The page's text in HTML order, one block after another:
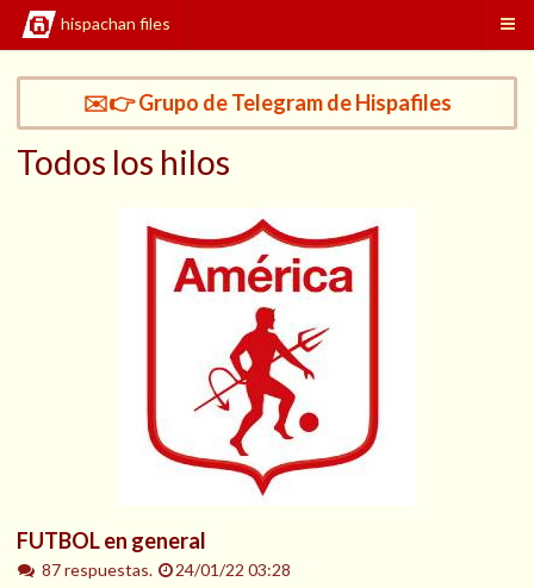
hispachan files
✉️👉 Grupo de Telegram de Hispafiles
Todos los hilos
FUTBOL en general
87 respuestas.
24/01/22 03:28